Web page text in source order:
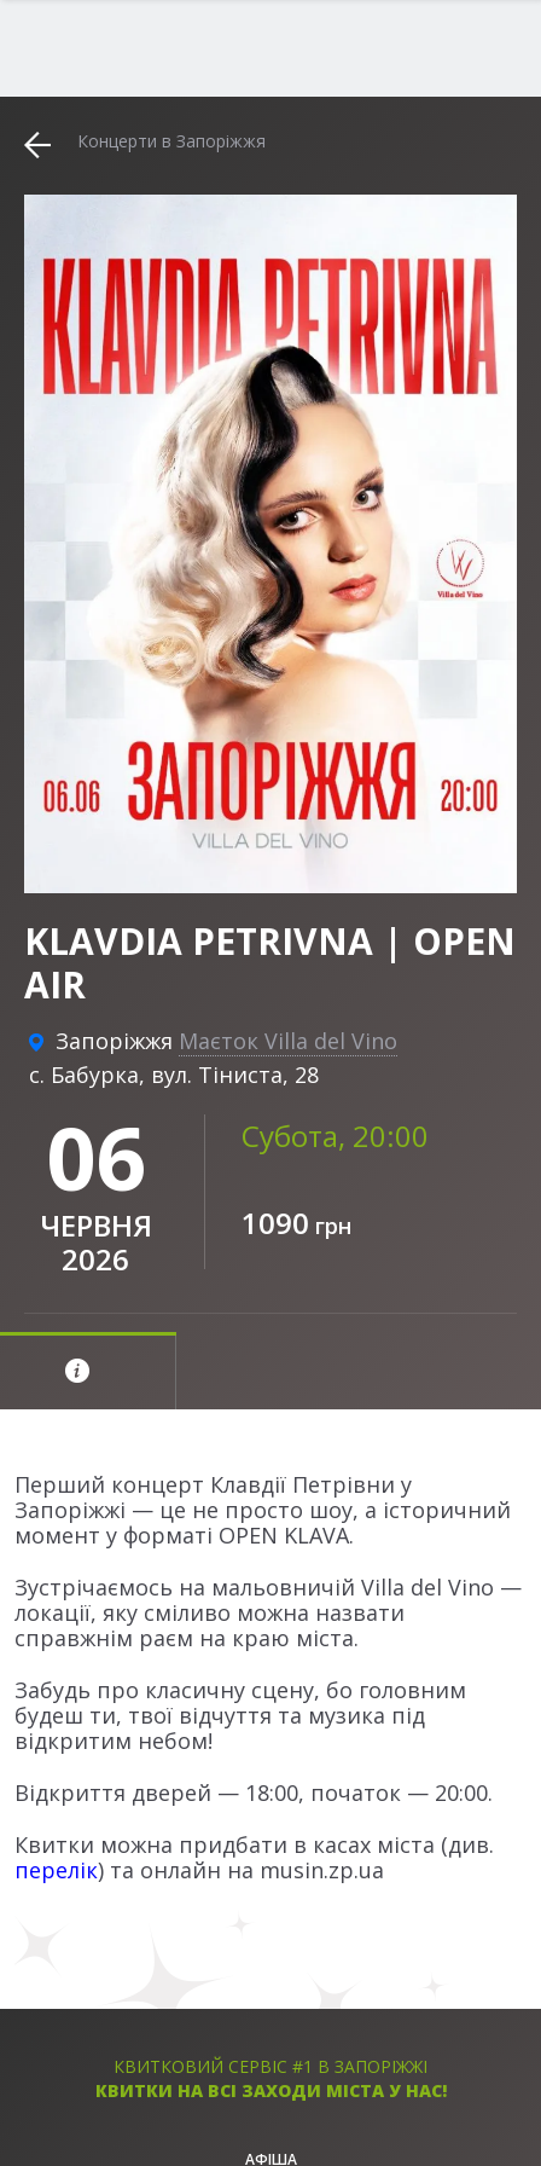
Концерти в Запоріжжя
KLAVDIA PETRIVNA | OPEN
AIR
Запоріжжя Маєток Villa del Vino
c. Бабурка, вул. Тіниста, 28
06
ЧЕРВНЯ
2026
Субота, 20:00
1090 грн
Перший концерт Клавдії Петрівни у
Запоріжжі — це не просто шоу, а історичний
момент у форматі OPEN KLAVA.
Зустрічаємось на мальовничій Villa del Vino —
локації, яку сміливо можна назвати
справжнім раєм на краю міста.
Забудь про класичну сцену, бо головним
будеш ти, твої відчуття та музика під
відкритим небом!
Відкриття дверей — 18:00, початок — 20:00.
Квитки можна придбати в касах міста (див.
перелік) та онлайн на musin.zp.ua
КВИТКОВИЙ СЕРВІС #1 В ЗАПОРІЖЖІ
КВИТКИ НА ВСІ ЗАХОДИ МІСТА У НАС!
АФІША